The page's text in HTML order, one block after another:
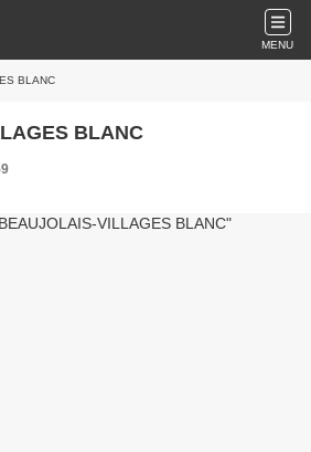
MENU
BLANC
BLANC